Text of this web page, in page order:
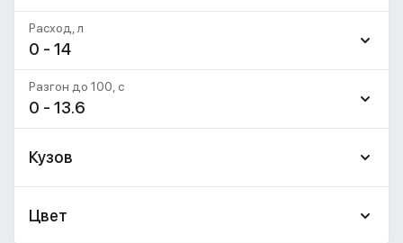
0 - 14
Расход, л
0 - 13.6
Разгон до 100, c
Кузов
Цвет